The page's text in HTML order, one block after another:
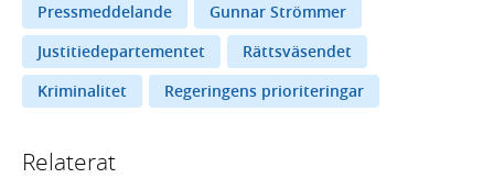
Pressmeddelande
Gunnar Strömmer
Justitiedepartementet
Rättsväsendet
Kriminalitet
Regeringens prioriteringar
Relaterat